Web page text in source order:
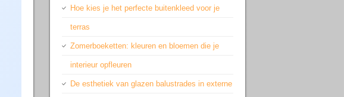
Hoe kies je het perfecte buitenkleed voor je
terras
Zomerboeketten: kleuren en bloemen die je
interieur opfleuren
De esthetiek van glazen balustrades in externe